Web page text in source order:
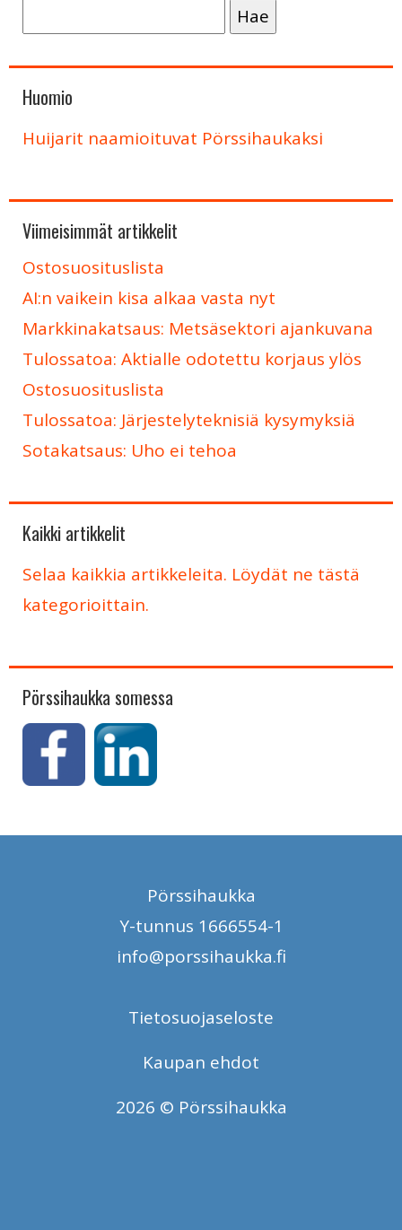
Huomio
Huijarit naamioituvat Pörssihaukaksi
Viimeisimmät artikkelit
Ostosuosituslista
AI:n vaikein kisa alkaa vasta nyt
Markkinakatsaus: Metsäsektori ajankuvana
Tulossatoa: Aktialle odotettu korjaus ylös
Ostosuosituslista
Tulossatoa: Järjestelyteknisiä kysymyksiä
Sotakatsaus: Uho ei tehoa
Kaikki artikkelit
Selaa kaikkia artikkeleita. Löydät ne tästä
kategorioittain.
Pörssihaukka somessa
Pörssihaukka
Y-tunnus 1666554-1
info@porssihaukka.fi
Tietosuojaseloste
Kaupan ehdot
2026 © Pörssihaukka